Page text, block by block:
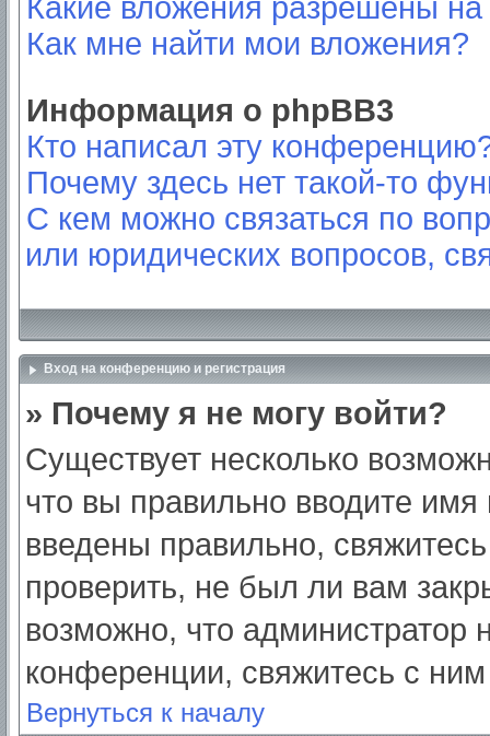
Какие вложения разрешены
Как мне найти мои вложения?
Информация о phpBB3
Кто написал эту
Почему здесь нет такой-то
С кем можно связаться по
или юридических вопросов,
Вход на конференцию и регистрация
» Почему я не могу войти?
Существует несколько
что вы правильно вводите
введены правильно,
проверить, не был ли вам
возможно, что администратор
конференции, свяжитесь с
Вернуться к началу